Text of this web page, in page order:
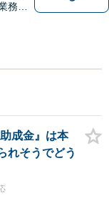
務を
成金』は本
れそうでどう